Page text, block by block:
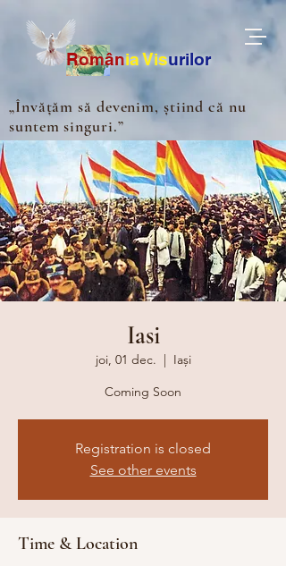
RomâniaVisurilor
„Învățăm să devenim, știind că nu
suntem singuri.”
Iasi
joi, 01 dec.
  |
Iași
Coming Soon
Registration is closed
See other events
Time & Location